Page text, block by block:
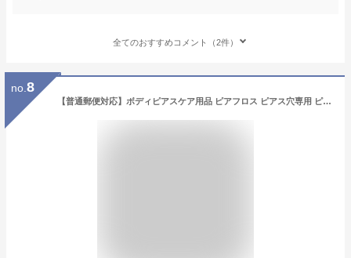
全てのおすすめコメント（2件）
no. 8
【普通郵便対応】ボディピアスケア用品 ピアフロス ピアス穴専用 ピアスホールのおそうじ フロス 60本入 ピアス穴 ケア用品 掃除(1個売り)◆オマケ革命◆